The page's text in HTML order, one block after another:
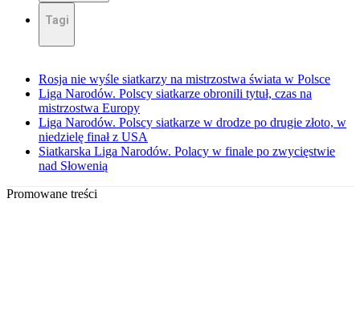
Tagi
Rosja nie wyśle siatkarzy na mistrzostwa świata w Polsce
Liga Narodów. Polscy siatkarze obronili tytuł, czas na
mistrzostwa Europy
Liga Narodów. Polscy siatkarze w drodze po drugie złoto, w
niedzielę finał z USA
Siatkarska Liga Narodów. Polacy w finale po zwycięstwie
nad Słowenią
Promowane treści